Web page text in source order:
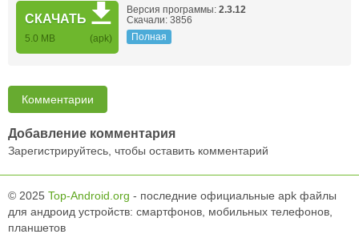
СКАЧАТЬ
5.0 MB (apk)
Версия программы: 2.3.12
Скачали: 3856
Полная
Комментарии
Добавление комментария
Зарегистрируйтесь, чтобы оставить комментарий
© 2025 Top-Android.org - последние официальные apk файлы
для андроид устройств: смартфонов, мобильных телефонов,
планшетов